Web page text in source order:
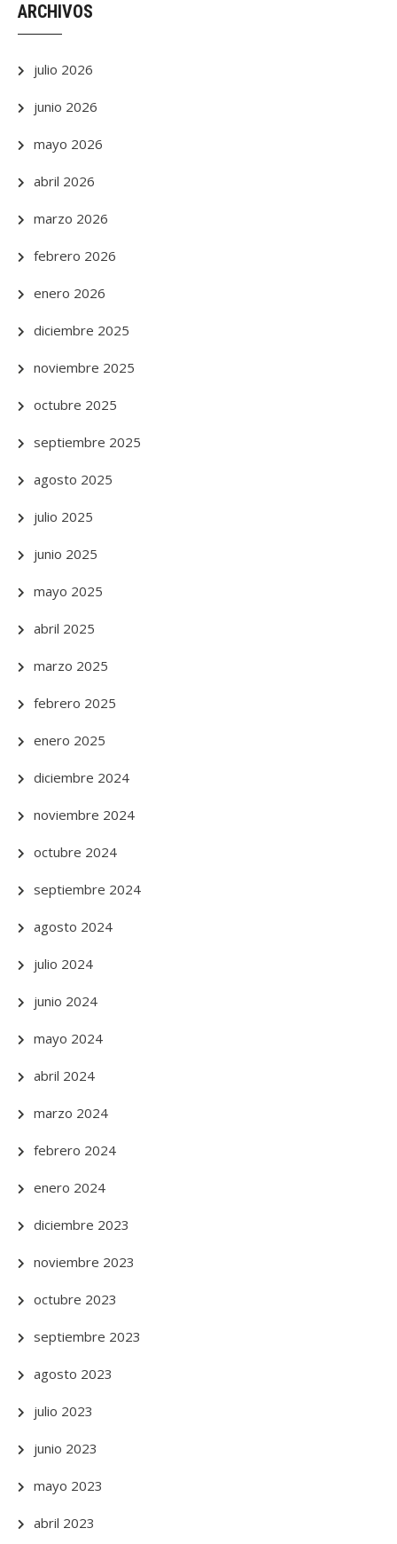
ARCHIVOS
julio 2026
junio 2026
mayo 2026
abril 2026
marzo 2026
febrero 2026
enero 2026
diciembre 2025
noviembre 2025
octubre 2025
septiembre 2025
agosto 2025
julio 2025
junio 2025
mayo 2025
abril 2025
marzo 2025
febrero 2025
enero 2025
diciembre 2024
noviembre 2024
octubre 2024
septiembre 2024
agosto 2024
julio 2024
junio 2024
mayo 2024
abril 2024
marzo 2024
febrero 2024
enero 2024
diciembre 2023
noviembre 2023
octubre 2023
septiembre 2023
agosto 2023
julio 2023
junio 2023
mayo 2023
abril 2023